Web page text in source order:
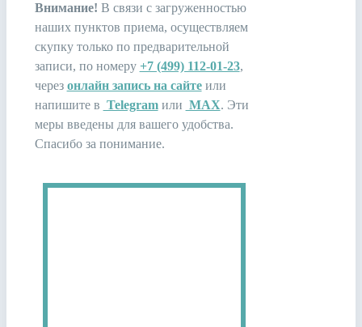
Внимание! В связи c загруженностью
наших пунктов приема, осуществляем
скупку только по предварительной
записи, по номеру +7 (499) 112-01-23,
через онлайн запись на сайтеили
напишите в Telegramили MAX. Эти
меры введены для вашего удобства.
Спасибо за понимание.